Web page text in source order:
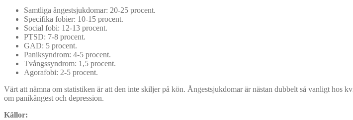
Samtliga ångestsjukdomar: 20-25 procent.
Specifika fobier: 10-15 procent.
Social fobi: 12-13 procent.
PTSD: 7-8 procent.
GAD: 5 procent.
Paniksyndrom: 4-5 procent.
Tvångssyndrom: 1,5 procent.
Agorafobi: 2-5 procent.
Värt att nämna om statistiken är att den inte skiljer på kön. Ångestsjukdomar är nästan dubbelt så vanligt hos
om panikångest och depression.
Källor: